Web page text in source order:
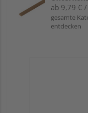
ab 9,79 €
gesamte
entdecken